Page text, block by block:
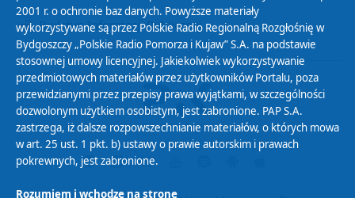
Biuletyn Informacji Publicznej
2001 r. o ochronie baz danych. Powyższe materiały
wykorzystywane są przez Polskie Radio Regionalną Rozgłośnię w
Bydgoszczy „Polskie Radio Pomorza i Kujaw” S.A. na podstawie
stosownej umowy licencyjnej. Jakiekolwiek wykorzystywanie
przedmiotowych materiałów przez użytkowników Portalu, poza
przewidzianymi przez przepisy prawa wyjątkami, w szczególności
dozwolonym użytkiem osobistym, jest zabronione. PAP S.A.
zastrzega, iż dalsze rozpowszechnianie materiałów, o których mowa
w art. 25 ust. 1 pkt. b) ustawy o prawie autorskim i prawach
pokrewnych, jest zabronione.
Rozumiem i wchodzę na stronę